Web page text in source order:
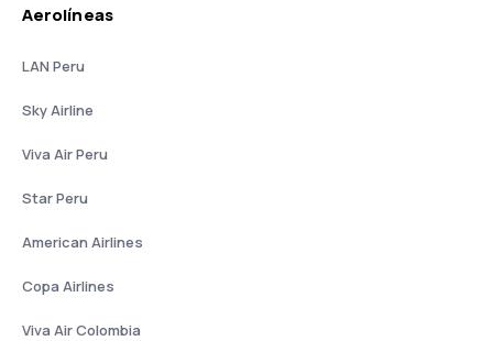
Aerolíneas
LAN Peru
Sky Airline
Viva Air Peru
Star Peru
American Airlines
Copa Airlines
Viva Air Colombia